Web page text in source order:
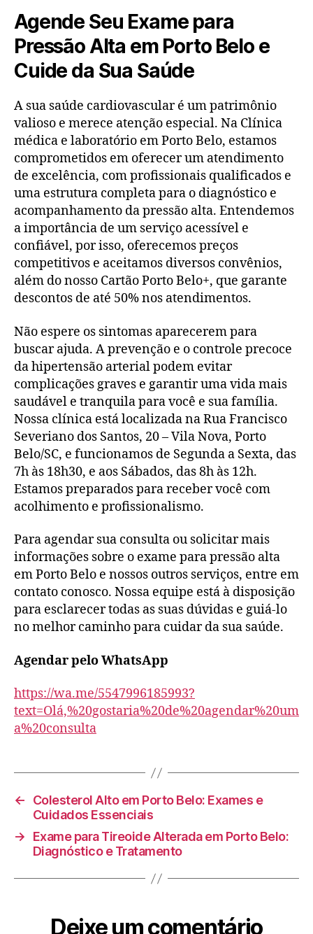
Agende Seu Exame para
Pressão Alta em Porto Belo e
Cuide da Sua Saúde
A sua saúde cardiovascular é um patrimônio
valioso e merece atenção especial. Na Clínica
médica e laboratório em Porto Belo, estamos
comprometidos em oferecer um atendimento
de excelência, com profissionais qualificados e
uma estrutura completa para o diagnóstico e
acompanhamento da pressão alta. Entendemos
a importância de um serviço acessível e
confiável, por isso, oferecemos preços
competitivos e aceitamos diversos convênios,
além do nosso Cartão Porto Belo+, que garante
descontos de até 50% nos atendimentos.
Não espere os sintomas aparecerem para
buscar ajuda. A prevenção e o controle precoce
da hipertensão arterial podem evitar
complicações graves e garantir uma vida mais
saudável e tranquila para você e sua família.
Nossa clínica está localizada na Rua Francisco
Severiano dos Santos, 20 – Vila Nova, Porto
Belo/SC, e funcionamos de Segunda a Sexta, das
7h às 18h30, e aos Sábados, das 8h às 12h.
Estamos preparados para receber você com
acolhimento e profissionalismo.
Para agendar sua consulta ou solicitar mais
informações sobre o exame para pressão alta
em Porto Belo e nossos outros serviços, entre em
contato conosco. Nossa equipe está à disposição
para esclarecer todas as suas dúvidas e guiá-lo
no melhor caminho para cuidar da sua saúde.
Agendar pelo WhatsApp
https://wa.me/5547996185993?
text=Olá,%20gostaria%20de%20agendar%20um
a%20consulta
←
Colesterol Alto em Porto Belo: Exames e
Cuidados Essenciais
→
Exame para Tireoide Alterada em Porto Belo:
Diagnóstico e Tratamento
Deixe um comentário